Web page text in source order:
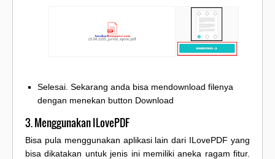
Selesai. Sekarang anda bisa mendownload filenya
dengan menekan button Download
3. Menggunakan ILovePDF
Bisa pula menggunakan aplikasi lain dari ILovePDF yang
bisa dikatakan untuk jenis ini memiliki aneka ragam fitur.